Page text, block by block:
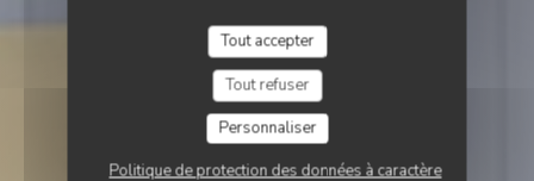
Tout accepter
Tout refuser
Personnaliser
Politique de protection des données à caractère